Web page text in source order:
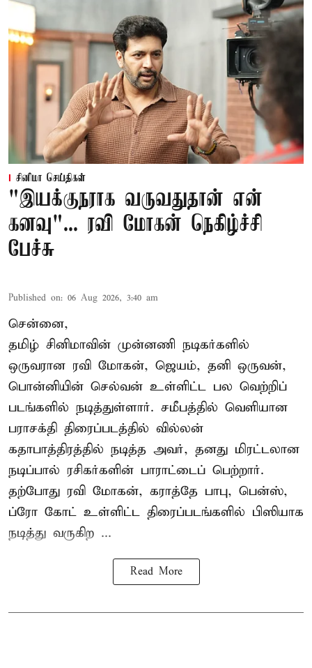
சினிமா செய்திகள்
"இயக்குநராக வருவதுதான் என்
கனவு"... ரவி மோகன் நெகிழ்ச்சி
பேச்சு
Published on: 06 Aug 2026, 3:40 am
சென்னை,
தமிழ் சினிமாவின் முன்னணி நடிகர்களில்
ஒருவரான ரவி மோகன், ஜெயம், தனி ஒருவன்,
பொன்னியின் செல்வன் உள்ளிட்ட பல வெற்றிப்
படங்களில் நடித்துள்ளார். சமீபத்தில் வெளியான
பராசக்தி திரைப்படத்தில் வில்லன்
கதாபாத்திரத்தில் நடித்த அவர், தனது மிரட்டலான
நடிப்பால் ரசிகர்களின் பாராட்டைப் பெற்றார்.
தற்போது ரவி மோகன், கராத்தே பாபு, பென்ஸ்,
ப்ரோ கோட் உள்ளிட்ட திரைப்படங்களில் பிஸியாக
நடித்து வருகிற ...
Read More